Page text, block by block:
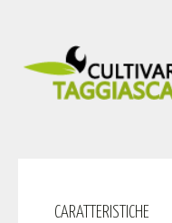
CARATTERISTICHE